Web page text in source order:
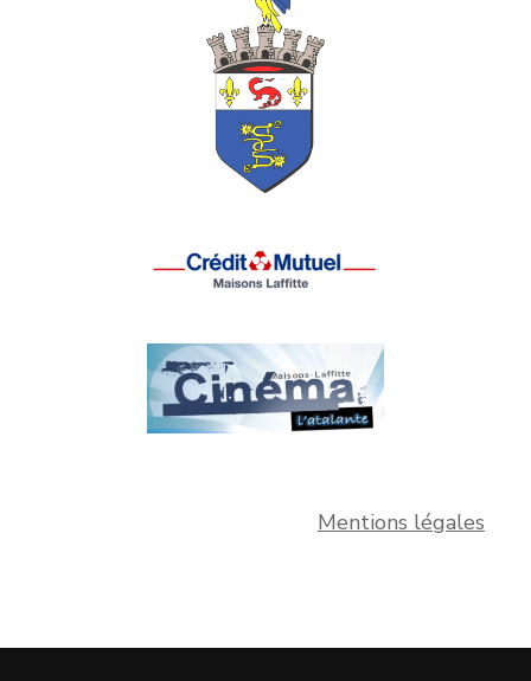
Mentions légales